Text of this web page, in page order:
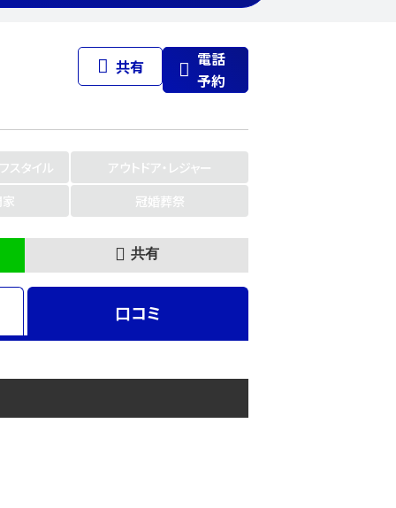
共有
電話
予約
スタイル
アウトドア・レジャー
冠婚葬祭
共有
口コミ